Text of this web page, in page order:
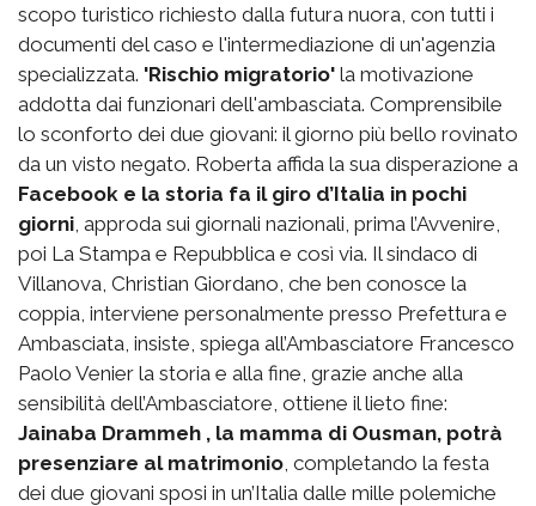
scopo turistico richiesto dalla futura nuora, con tutti i
documenti del caso e l'intermediazione di un'agenzia
specializzata. 'Rischio migratorio' la motivazione
addotta dai funzionari dell'ambasciata. Comprensibile
lo sconforto dei due giovani: il giorno più bello rovinato
da un visto negato. Roberta affida la sua disperazione a
Facebook e la storia fa il giro d’Italia in pochi
giorni , approda sui giornali nazionali, prima l’Avvenire,
poi La Stampa e Repubblica e così via. Il sindaco di
Villanova, Christian Giordano, che ben conosce la
coppia, interviene personalmente presso Prefettura e
Ambasciata, insiste, spiega all’Ambasciatore Francesco
Paolo Venier la storia e alla fine, grazie anche alla
sensibilità dell’Ambasciatore, ottiene il lieto fine:
Jainaba Drammeh , la mamma di Ousman, potrà
presenziare al matrimonio , completando la festa
dei due giovani sposi in un’Italia dalle mille polemiche